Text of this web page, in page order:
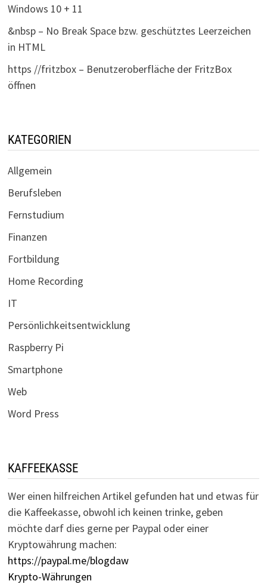
Windows 10 + 11
&nbsp – No Break Space bzw. geschütztes Leerzeichen
in HTML
https //fritzbox – Benutzeroberfläche der FritzBox
öffnen
KATEGORIEN
Allgemein
Berufsleben
Fernstudium
Finanzen
Fortbildung
Home Recording
IT
Persönlichkeitsentwicklung
Raspberry Pi
Smartphone
Web
Word Press
KAFFEEKASSE
Wer einen hilfreichen Artikel gefunden hat und etwas für
die Kaffeekasse, obwohl ich keinen trinke, geben
möchte darf dies gerne per Paypal oder einer
Kryptowährung machen:
https://paypal.me/blogdaw
Krypto-Währungen